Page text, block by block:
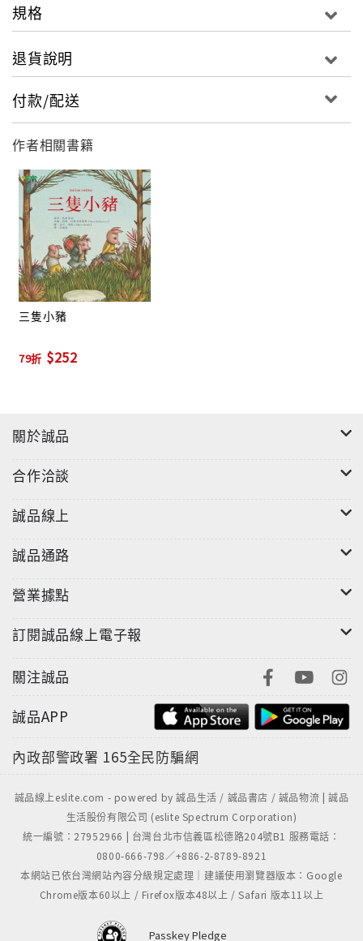
包還有一瓶檸檬汁給我。」卡梅拉實在是太愛吃甜食
了不讓野狼叔叔發現，卡梅拉用驢糞揉了十二個小球代
替甜點；將髒水裝進瓶子裡充當檸檬汁；再從工地裡拿
了些水泥，倒在麵包紙上當做是玉米麵包。卡梅拉天真
的以為野狼叔叔不會發現，但是野狼叔叔其實比她以為
的要聰明多了……（故事裡的野狼叔叔最喜歡吃愛說謊
的小孩。他穿上人類的服飾來掩飾自己真實的身分，就
像超人裡的克拉克一樣，當他拿下眼鏡、穿上S標誌超
人裝，就沒有人認得出原來的他。）
有些謊言看似無關緊要，卻可能給自己或別人帶來嚴重
的傷害或未料想到的後果；最糟糕的是再也沒有挽回的
餘地，如同故事裡的卡梅拉一樣。不想孩子一再說謊，
最好的方法是：當孩子說謊時，心平氣和、好好的對他
外，當卡梅拉發現自己做錯事，雖然她絞盡腦汁要解決
規格
退貨說明
付款/配送
作者相關書籍
三隻小豬
79折 $252
關於誠品
合作洽談
誠品線上
誠品通路
營業據點
訂閱誠品線上電子報
關注誠品
誠品APP
內政部警政署 165全民防騙網
誠品線上eslite.com - powered by 誠品生活 / 誠品書店 / 誠品物流 | 誠品
生活股份有限公司 (eslite Spectrum Corporation)
統一編號：27952966 | 台灣台北市信義區松德路204號B1 服務電話：
0800-666-798／+886-2-8789-8921
本網站已依台灣網站內容分級規定處理｜建議使用瀏覽器版本：Google
Chrome版本60以上 / Firefox版本48以上 / Safari 版本11以上
Passkey Pledge